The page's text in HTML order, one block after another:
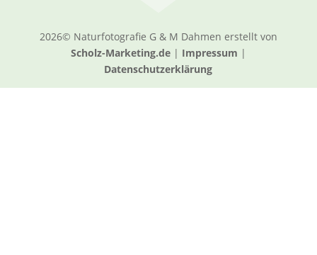
2026© Naturfotografie G & M Dahmen erstellt von
Scholz-Marketing.de| Impressum |
Datenschutzerklärung